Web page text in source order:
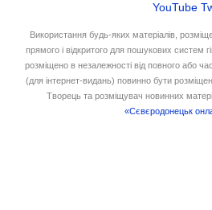
YouTube
Використання будь-яких матеріалів,
прямого і відкритого для пошукових
розміщено в незалежності від повного або
(для інтернет-видань) повинно бути
Творець та розміщувач новинних
«Сєвєродонецьк